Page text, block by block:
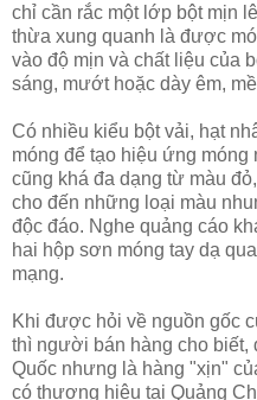
chỉ cần rắc một lớp bột mịn
thừa xung quanh là được
vào độ mịn và chất liệu của
sáng, mướt hoặc dày êm,
Có nhiều kiểu bột vải, hạt
móng để tạo hiệu ứng móng
cũng khá đa dạng từ màu
cho đến những loại màu
độc đáo. Nghe quảng cáo
hai hộp sơn móng tay dạ
mạng.
Khi được hỏi về nguồn gốc
thì người bán hàng cho biết,
Quốc nhưng là hàng "xịn"
có thương hiệu tại Quảng